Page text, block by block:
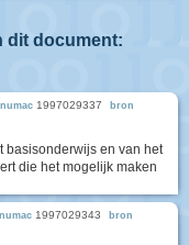
dit document:
numac 1997029337 bron
basisonderwijs en van het
die het mogelijk maken
numac 1997029343 bron